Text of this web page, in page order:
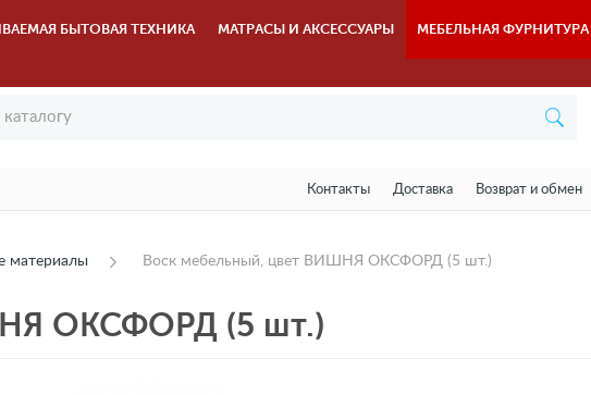
БЫТОВАЯ ТЕХНИКА МАТРАСЫ И АКСЕССУАРЫ МЕБЕЛЬНАЯ ФУРНИТУРА
Контакты Доставка Возврат и обмен
материалы Воск мебельный, цвет ВИШНЯ ОКСФОРД (5 шт.)
ОКСФОРД (5 шт.)